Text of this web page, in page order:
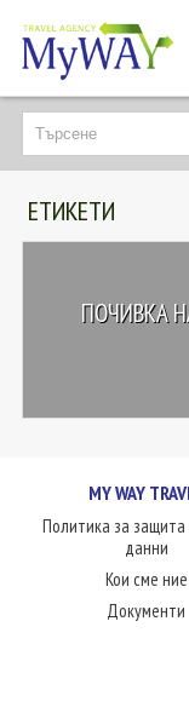
НАЙ-ТЪРСЕНИ
ДЕСТИНАЦИИ
ЕКЗОТИЧНИ ПОЧИВКИ
ЛЮБОПИТНО
КОНТАКТИ
ЕТИКЕТИ
ПОЧИВКА
MY WAY
Политика за защита
данни
Кои сме ние
Документи